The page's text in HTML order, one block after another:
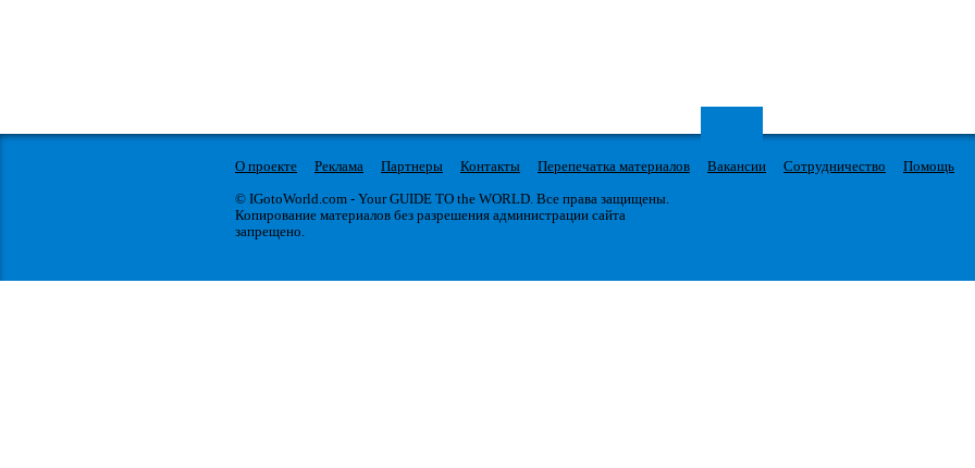
О проекте Реклама Партнеры Контакты Перепечатка материалов Вакансии Сотрудничество
Помощь
© IGotoWorld.com - Your GUIDE TO the WORLD. Все права защищены.
Копирование материалов без разрешения администрации сайта
запрещено.